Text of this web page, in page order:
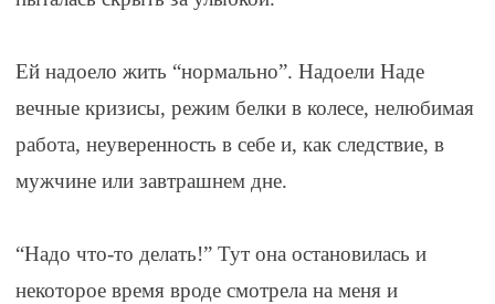
Ей надоело жить “нормально”. Надоели Наде
вечные кризисы, режим белки в колесе, нелюбимая
работа, неуверенность в себе и, как следствие, в
мужчине или завтрашнем дне.
“Надо что-то делать!” Тут она остановилась и
некоторое время вроде смотрела на меня и